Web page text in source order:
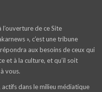
de ce Site
», c’est une tribune
aux besoins de ceux qui
et à la culture, et qu’il soit
vous.
dans le milieu médiatique